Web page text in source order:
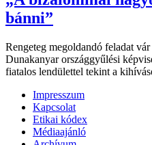
bánni”
Rengeteg megoldandó feladat
Dunakanyar országgyűlési
fiatalos lendülettel tekint a
Impresszum
Kapcsolat
Etikai kódex
Médiaajánló